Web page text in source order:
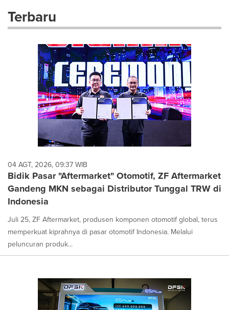
dropdown
will
each
option
is
selected.
Terbaru
04 AGT, 2026, 09:37 WIB
Bidik Pasar "Aftermarket" Otomotif, ZF Aftermarket
Gandeng MKN sebagai Distributor Tunggal TRW di
Indonesia
Juli 25, ZF Aftermarket, produsen komponen otomotif global, terus
memperkuat kiprahnya di pasar otomotif Indonesia. Melalui
peluncuran produk...